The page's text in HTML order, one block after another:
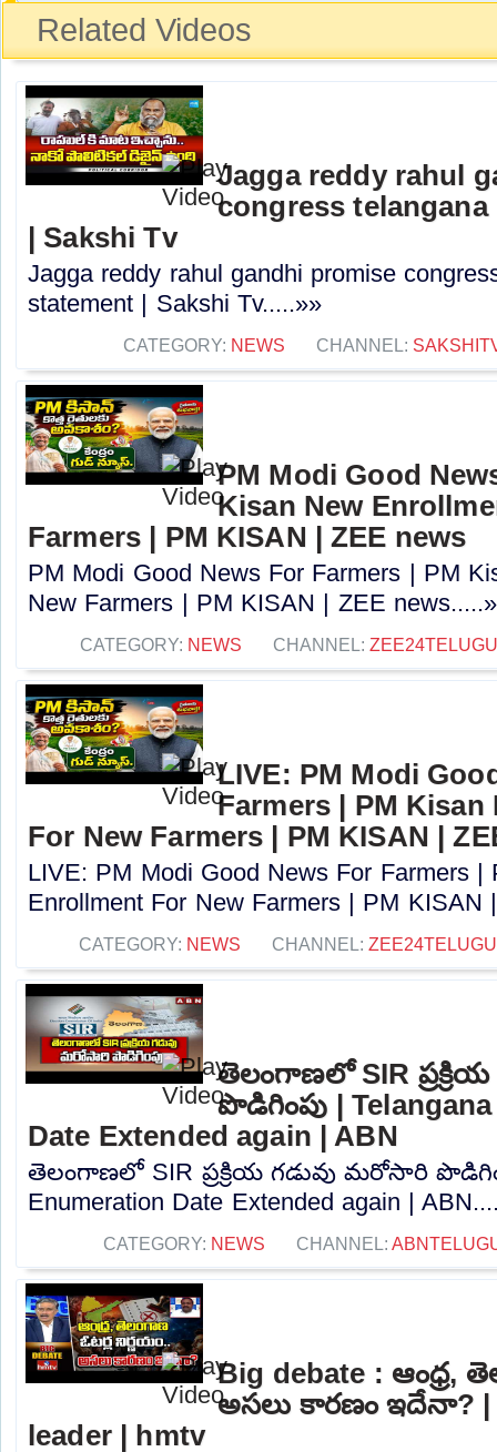
Related Videos
Jagga reddy rahul
congress
| Sakshi Tv
Jagga reddy rahul gandhi promise
statement | Sakshi Tv.....»»
CATEGORY: NEWS CHANNEL:
PM Modi Good
Kisan New
Farmers | PM KISAN | ZEE news
PM Modi Good News For Farmers | PM
New Farmers | PM KISAN | ZEE
CATEGORY: NEWS CHANNEL:
LIVE: PM Modi
Farmers | PM
For New Farmers | PM KISAN |
LIVE: PM Modi Good News For Farmers |
Enrollment For New Farmers | PM KISAN
CATEGORY: NEWS CHANNEL:
తెలంగాణలో SIR
పొడిగింపు |
Date Extended again | ABN
తెలంగాణలో SIR ప్రక్రియ గడువు మరోసారి
Enumeration Date Extended again |
CATEGORY: NEWS CHANNEL:
Big debate : ఆంధ్ర,
అసలు కారణం ఇదేనా? |
leader | hmtv